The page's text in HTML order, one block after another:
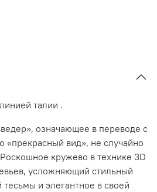
талии .
означающее в переводе с
«прекрасный вид», не случайно
кружево в технике 3D
усложняющий стильный
и элегантное в своей